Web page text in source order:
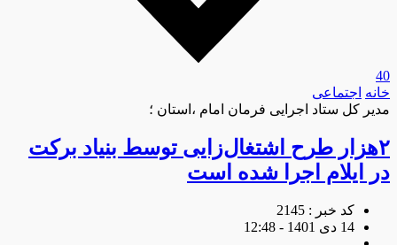
40
خانه اجتماعی
مدیر کل ستاد اجرایی فرمان امام ،استان ؛
۲هزار طرح اشتغال‌زایی توسط بنیاد برکت
در ایلام اجرا شده است
کد خبر : 2145
14 دی 1401 - 12:48